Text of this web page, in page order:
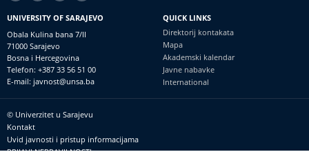
UNIVERSITY OF SARAJEVO
Obala Kulina bana 7/II
71000 Sarajevo
Bosna i Hercegovina
Telefon: +387 33 56 51 00
E-mail: javnost@unsa.ba
QUICK LINKS
Direktorij kontakata
Mapa
Akademski kalendar
Javne nabavke
International
Footer
meni
© Univerzitet u Sarajevu
Kontakt
Uvid javnosti i pristup informacijama